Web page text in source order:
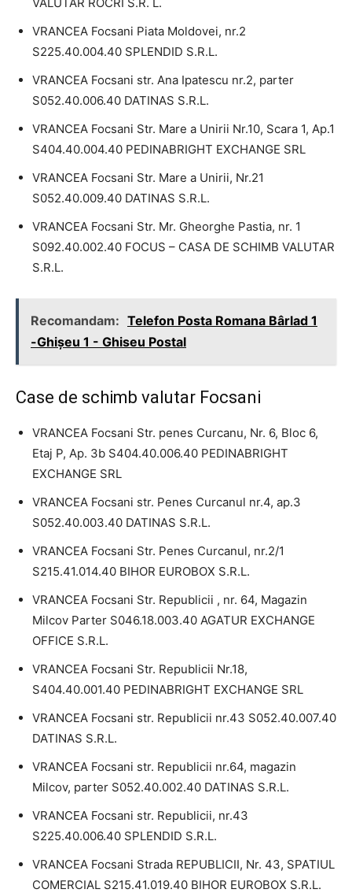
VRANCEA Focsani Piata Moldovei, nr.2
S225.40.004.40 SPLENDID S.R.L.
VRANCEA Focsani str. Ana Ipatescu nr.2, parter
S052.40.006.40 DATINAS S.R.L.
VRANCEA Focsani Str. Mare a Unirii Nr.10, Scara 1, Ap.1
S404.40.004.40 PEDINABRIGHT EXCHANGE SRL
VRANCEA Focsani Str. Mare a Unirii, Nr.21
S052.40.009.40 DATINAS S.R.L.
VRANCEA Focsani Str. Mr. Gheorghe Pastia, nr. 1
S092.40.002.40 FOCUS – CASA DE SCHIMB VALUTAR
S.R.L.
Recomandam: Telefon Posta Romana Bârlad 1
-Ghişeu 1 - Ghiseu Postal
Case de schimb valutar Focsani
VRANCEA Focsani Str. penes Curcanu, Nr. 6, Bloc 6,
Etaj P, Ap. 3b S404.40.006.40 PEDINABRIGHT
EXCHANGE SRL
VRANCEA Focsani str. Penes Curcanul nr.4, ap.3
S052.40.003.40 DATINAS S.R.L.
VRANCEA Focsani Str. Penes Curcanul, nr.2/1
S215.41.014.40 BIHOR EUROBOX S.R.L.
VRANCEA Focsani Str. Republicii , nr. 64, Magazin
Milcov Parter S046.18.003.40 AGATUR EXCHANGE
OFFICE S.R.L.
VRANCEA Focsani Str. Republicii Nr.18,
S404.40.001.40 PEDINABRIGHT EXCHANGE SRL
VRANCEA Focsani str. Republicii nr.43 S052.40.007.40
DATINAS S.R.L.
VRANCEA Focsani str. Republicii nr.64, magazin
Milcov, parter S052.40.002.40 DATINAS S.R.L.
VRANCEA Focsani str. Republicii, nr.43
S225.40.006.40 SPLENDID S.R.L.
VRANCEA Focsani Strada REPUBLICII, Nr. 43, SPATIUL
COMERCIAL S215.41.019.40 BIHOR EUROBOX S.R.L.